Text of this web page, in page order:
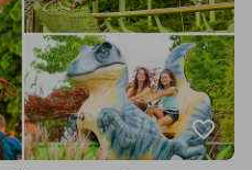
favorite_border